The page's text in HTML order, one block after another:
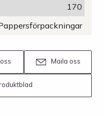
170
Maila oss